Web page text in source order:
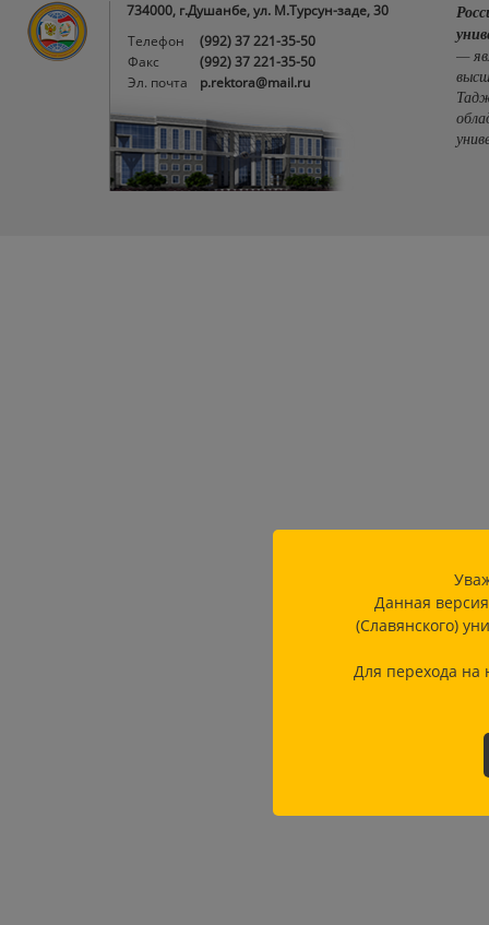
734000, г.Душанбе, ул. М.Турсун-заде, 30
Телефон
(992) 37 221-35-50
Факс
(992) 37 221-35-50
Эл. почта
p.rektora@mail.ru
—
Данная
(Славянского)
Для перехода на